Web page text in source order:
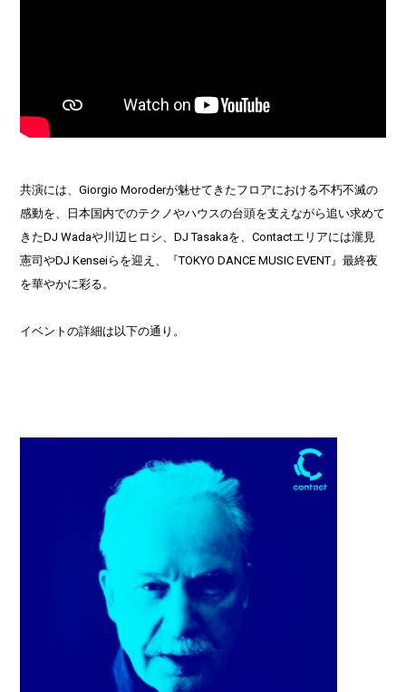
共演には、Giorgio Moroderが魅せてきたフロアにおける不朽不滅の
感動を、日本国内でのテクノやハウスの台頭を支えながら追い求めて
きたDJ Wadaや川辺ヒロシ、DJ Tasakaを、Contactエリアには瀧見
憲司やDJ Kenseiらを迎え、『TOKYO DANCE MUSIC EVENT』最終夜
を華やかに彩る。
イベントの詳細は以下の通り。